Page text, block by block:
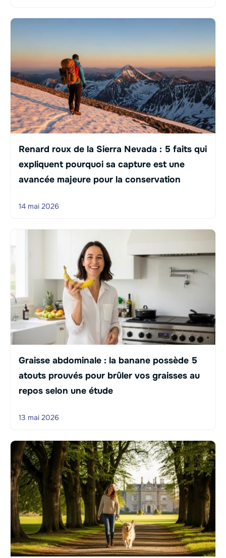
Renard roux de la Sierra Nevada : 5 faits qui
expliquent pourquoi sa capture est une
avancée majeure pour la conservation
14 mai 2026
Graisse abdominale : la banane possède 5
atouts prouvés pour brûler vos graisses au
repos selon une étude
13 mai 2026